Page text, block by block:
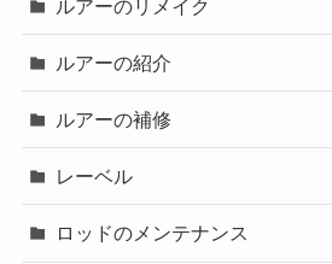
ルアーのリメイク
ルアーの紹介
ルアーの補修
レーベル
ロッドのメンテナンス